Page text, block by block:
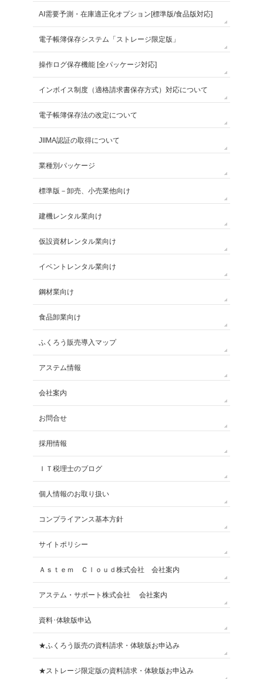
AI需要予測・在庫適正化オプション[標準版/食品版対応]
電子帳簿保存システム「ストレージ限定版」
操作ログ保存機能 [全パッケージ対応]
インボイス制度（適格請求書保存方式）対応について
電子帳簿保存法の改定について
JIIMA認証の取得について
業種別パッケージ
標準版－卸売、小売業他向け
建機レンタル業向け
仮設資材レンタル業向け
イベントレンタル業向け
鋼材業向け
食品卸業向け
ふくろう販売導入マップ
アステム情報
会社案内
お問合せ
採用情報
ＩＴ税理士のブログ
個人情報のお取り扱い
コンプライアンス基本方針
サイトポリシー
Ａｓｔｅｍ Ｃｌｏｕｄ株式会社 会社案内
アステム・サポート株式会社 会社案内
資料･体験版申込
★ふくろう販売の資料請求・体験版お申込み
★ストレージ限定版の資料請求・体験版お申込み